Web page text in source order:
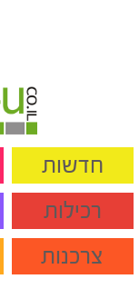
חדשות
רכילות
צרכנות